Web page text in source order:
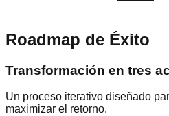
Roadmap de Éxito
Transformación en tres
Un proceso iterativo diseñado
maximizar el retorno.